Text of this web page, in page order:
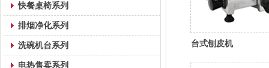
快餐桌椅系列
排烟净化系列
洗碗机台系列
电热售卖系列
台式刨皮机